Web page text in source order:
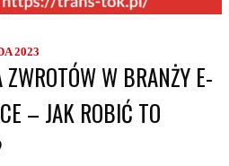
2023
ZWROTÓW W BRANŻY E-
– JAK ROBIĆ TO